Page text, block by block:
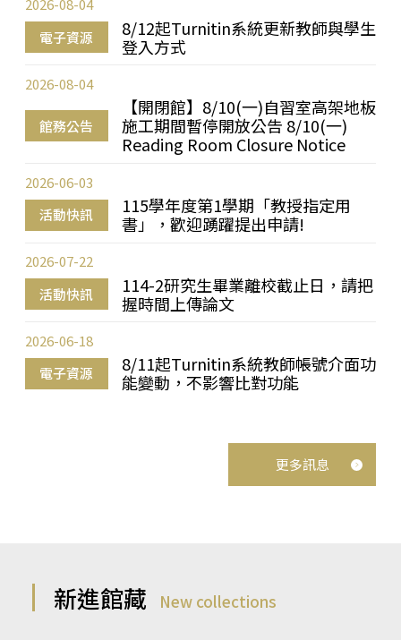
電子資源
8/12起Turnitin系統更新教師與學生
登入方式
2026-08-04
館務公告
【開閉館】8/10(一)自習室高架地板
施工期間暫停開放公告 8/10(一)
Reading Room Closure Notice
2026-08-04
活動快訊
115學年度第1學期「教授指定用
書」，歡迎踴躍提出申請!
2026-06-03
活動快訊
114-2研究生畢業離校截止日，請把
握時間上傳論文
2026-07-22
電子資源
8/11起Turnitin系統教師帳號介面功
能變動，不影響比對功能
2026-06-18
更多訊息
新進館藏 New collections